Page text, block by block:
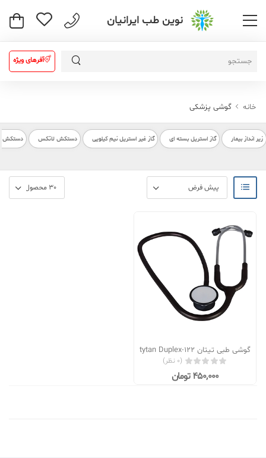
نوین طب ایرانیان
آفرهای ویژه
خانه گوشی پزشکی
زیر انداز بیمار گاز استریل بسته ای گاز غیر استریل نیم کیلویی دستکش لاتکس دستکش
گوشی طبی تیتان tytan Duplex-122
(0 نظر)
450,000 تومان